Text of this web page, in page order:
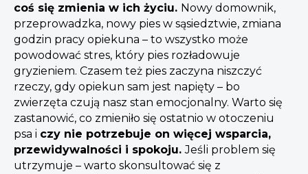
coś się zmienia w ich życiu. Nowy domownik,
przeprowadzka, nowy pies w sąsiedztwie, zmiana
godzin pracy opiekuna – to wszystko może
powodować stres, który pies rozładowuje
gryzieniem. Czasem też pies zaczyna niszczyć
rzeczy, gdy opiekun sam jest napięty – bo
zwierzęta czują nasz stan emocjonalny. Warto się
zastanowić, co zmieniło się ostatnio w otoczeniu
psa i czy nie potrzebuje on więcej wsparcia,
przewidywalności i spokoju.Jeśli problem się
utrzymuje – warto skonsultować się z